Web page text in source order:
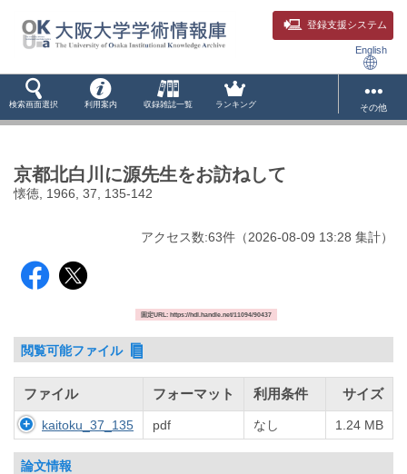
登録支援システム
English
検索画面選択 利用案内 収録雑誌一覧 ランキング その他
京都北白川に源先生をお訪ねして
懐徳, 1966, 37, 135-142
アクセス数:63件 （2026-08-09 13:28 集計）
固定URL: https://hdl.handle.net/11094/90437
閲覧可能ファイル
ファイル フォーマット 利用条件 サイズ
kaitoku_37_135 pdf なし 1.24 MB
論文情報